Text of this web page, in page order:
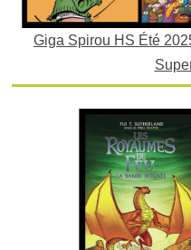
Giga Spirou HS Été